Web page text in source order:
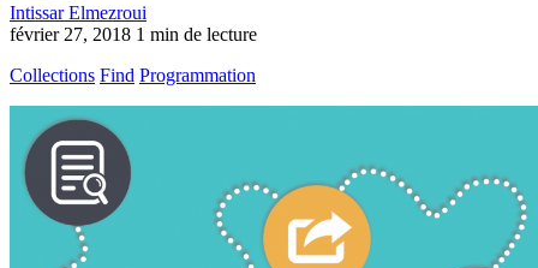
Intissar Elmezroui
février 27, 2018 1 min de lecture
Collections Find Programmation